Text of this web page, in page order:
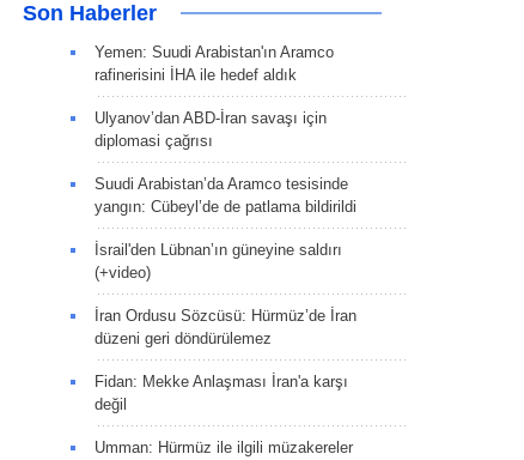
Son Haberler
Yemen: Suudi Arabistan'ın Aramco
rafinerisini İHA ile hedef aldık
Ulyanov’dan ABD-İran savaşı için
diplomasi çağrısı
Suudi Arabistan’da Aramco tesisinde
yangın: Cübeyl’de de patlama bildirildi
İsrail'den Lübnan’ın güneyine saldırı
(+video)
İran Ordusu Sözcüsü: Hürmüz’de İran
düzeni geri döndürülemez
Fidan: Mekke Anlaşması İran'a karşı
değil
Umman: Hürmüz ile ilgili müzakereler